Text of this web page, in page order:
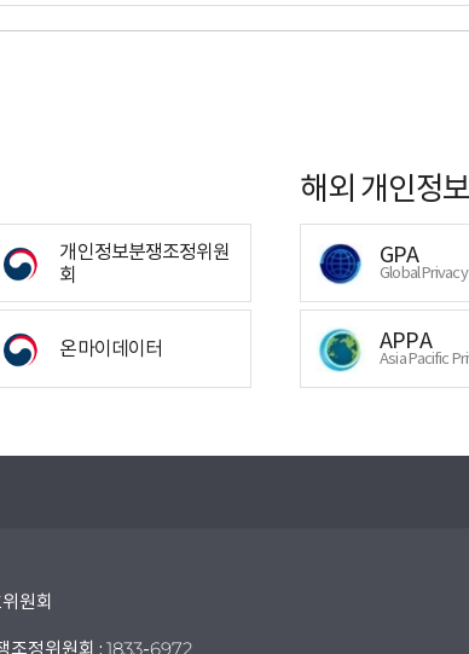
개인정보분쟁조정위원
회
온마이데이터
해외 개인정
GPA
Global
APPA
Asia Pacific
원회
조정위원회 : 1833-6972